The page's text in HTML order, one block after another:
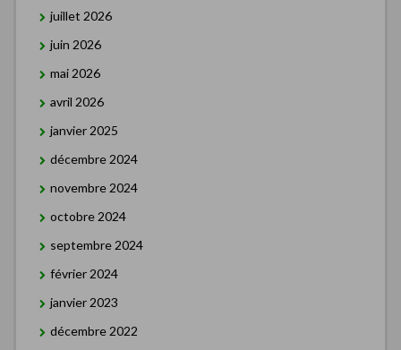
juillet 2026
juin 2026
mai 2026
avril 2026
janvier 2025
décembre 2024
novembre 2024
octobre 2024
septembre 2024
février 2024
janvier 2023
décembre 2022